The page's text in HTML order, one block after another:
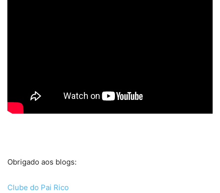
Obrigado aos blogs:
Clube do Pai Rico